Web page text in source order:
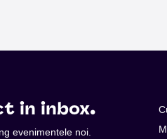
in inbox.
evenimentele noi.